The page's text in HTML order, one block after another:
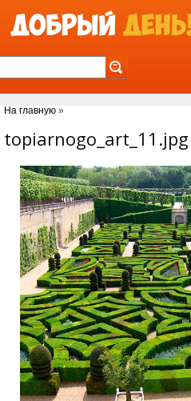
На главную »
topiarnogo_art_11.jpg